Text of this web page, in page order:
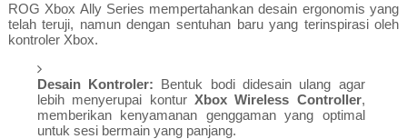
ROG Xbox Ally Series mempertahankan desain ergonomis yang
telah teruji, namun dengan sentuhan baru yang terinspirasi oleh
kontroler Xbox.
Desain Kontroler: Bentuk bodi didesain ulang agar
lebih menyerupai kontur Xbox Wireless Controller,
memberikan kenyamanan genggaman yang optimal
untuk sesi bermain yang panjang.